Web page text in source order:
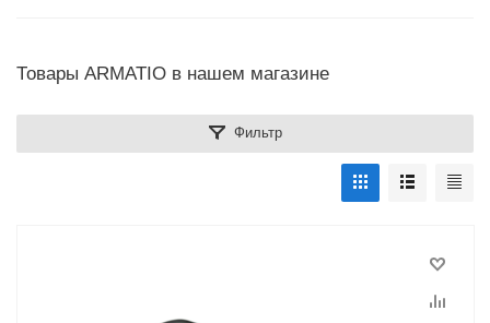
Товары ARMATIO в нашем магазине
Фильтр